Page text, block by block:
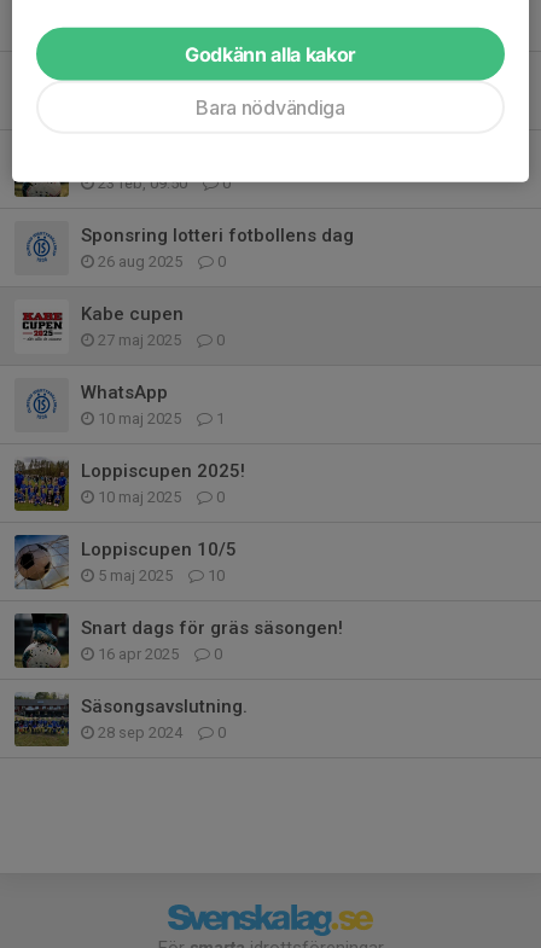
27 apr, 21:06 0
Uppdrag P18
10
23 feb, 09:50 0
Sponsring lotteri fotbollens dag
26 aug 2025 0
Kabe cupen
27 maj 2025 0
WhatsApp
10 maj 2025 1
Loppiscupen 2025!
10 maj 2025 0
Loppiscupen 10/5
5 maj 2025 10
Snart dags för gräs säsongen!
16 apr 2025 0
Säsongsavslutning.
28 sep 2024 0
Godkänn alla kakor
Bara nödvändiga